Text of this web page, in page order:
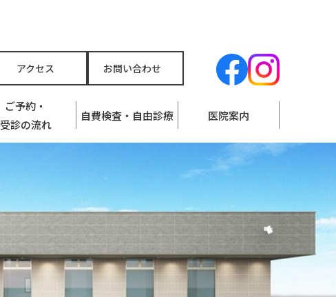
アクセス お問い合わせ
ご予約・
受診の流れ
自費検査・自由診療 医院案内